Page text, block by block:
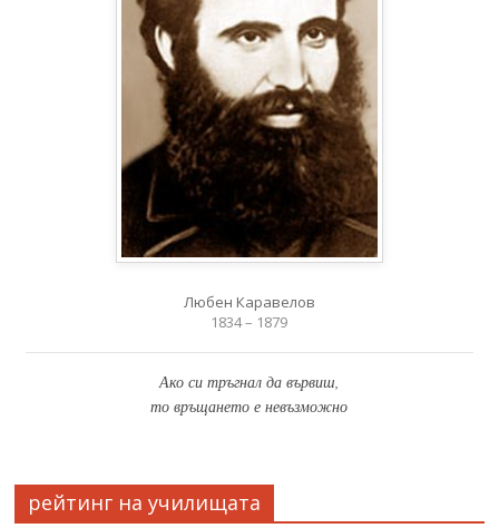
Любен Каравелов
1834 – 1879
Ако си тръгнал да вървиш,
то връщането е невъзможно
рейтинг на училищата